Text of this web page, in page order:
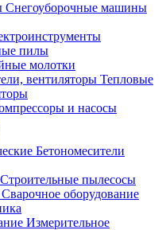
Снегоуборочные машины
пилы
молотки
Тепловые
и насосы
Бетономесители
Строительные пылесосы
Сварочное оборудование
Измерительное